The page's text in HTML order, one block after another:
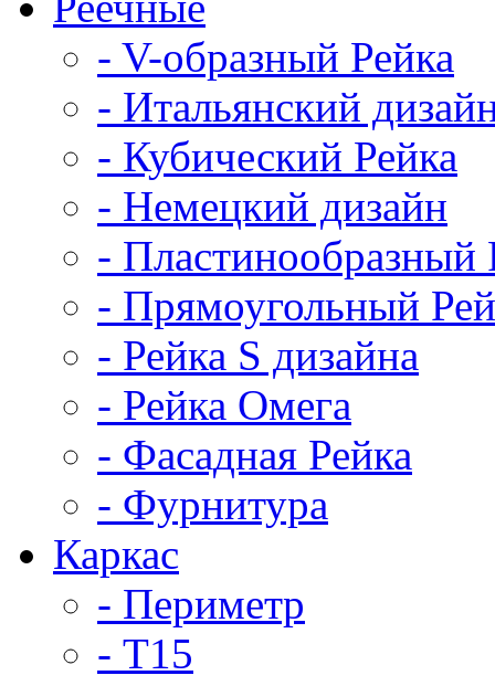
- V-образный Рейка
- Итальянский
- Кубический Рейка
- Немецкий дизайн
- Пластинообразный
- Прямоугольный
- Рейка S дизайна
- Рейка Омега
- Фасадная Рейка
- Фурнитура
Каркас
- Периметр
- Т15